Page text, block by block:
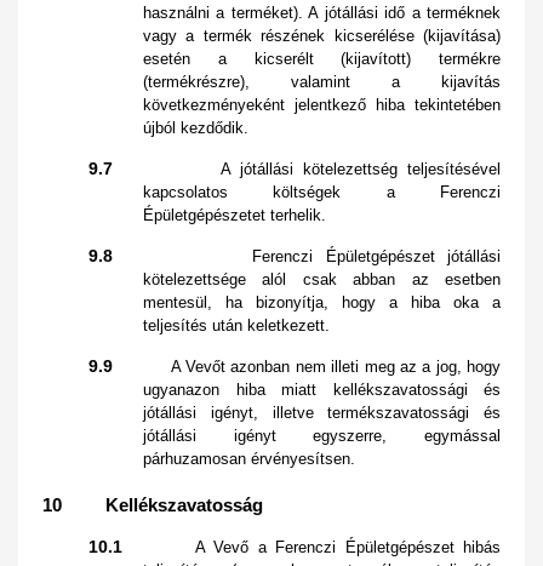
használni a terméket). A jótállási idő a terméknek
vagy a termék részének kicserélése (kijavítása)
esetén a kicserélt (kijavított) termékre
(termékrészre), valamint a kijavítás
következményeként jelentkező hiba tekintetében
újból kezdődik.
9.7 A jótállási kötelezettség teljesítésével
kapcsolatos költségek a Ferenczi
Épületgépészetet terhelik.
9.8 Ferenczi Épületgépészet jótállási
kötelezettsége alól csak abban az esetben
mentesül, ha bizonyítja, hogy a hiba oka a
teljesítés után keletkezett.
9.9 A Vevőt azonban nem illeti meg az a jog, hogy
ugyanazon hiba miatt kellékszavatossági és
jótállási igényt, illetve termékszavatossági és
jótállási igényt egyszerre, egymással
párhuzamosan érvényesítsen.
10 Kellékszavatosság
10.1 A Vevő a Ferenczi Épületgépészet hibás